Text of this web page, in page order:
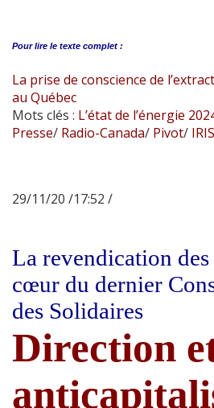
Pour lire le texte complet :
La prise de conscience de
au Québec
Mots clés : L’état de l’énergie
Presse/ Radio-Canada/ Pivot/ IRIS
29/11/20 /17:52 /
La revendication
cœur du dernier
des Solidaires
Direction